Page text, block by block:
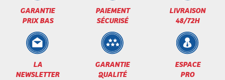
GARANTIE
PRIX BAS
PAIEMENT
SÉCURISÉ
LIVRAISON
48/72H
LA
NEWSLETTER
GARANTIE
QUALITÉ
ESPACE
PRO